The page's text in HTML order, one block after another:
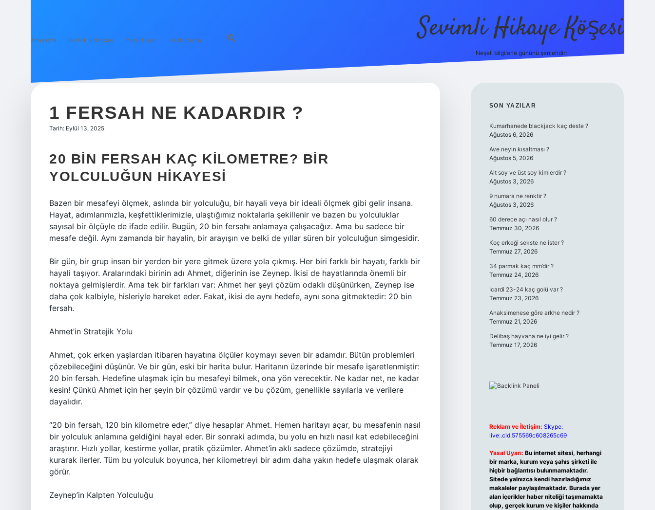
Anasayfa Gizlilik Politikası Yasal Uyarı Hakkımızda Sevimli Hikaye Köşesi
Neşeli bilgilerle gününü şenlendir!
1 FERSAH NE KADARDIR ?
Tarih: Eylül 13, 2025
20 BIN FERSAH KAÇ KILOMETRE? BIR
YOLCULUĞUN HIKAYESI
Bazen bir mesafeyi ölçmek, aslında bir yolculuğu, bir hayali veya bir ideali ölçmek gibi gelir insana.
Hayat, adımlarımızla, keşfettiklerimizle, ulaştığımız noktalarla şekillenir ve bazen bu yolculuklar
sayısal bir ölçüyle de ifade edilir. Bugün, 20 bin fersahı anlamaya çalışacağız. Ama bu sadece bir
mesafe değil. Aynı zamanda bir hayalin, bir arayışın ve belki de yıllar süren bir yolculuğun simgesidir.
Bir gün, bir grup insan bir yerden bir yere gitmek üzere yola çıkmış. Her biri farklı bir hayatı, farklı bir
hayali taşıyor. Aralarındaki birinin adı Ahmet, diğerinin ise Zeynep. İkisi de hayatlarında önemli bir
noktaya gelmişlerdir. Ama tek bir farkları var: Ahmet her şeyi çözüm odaklı düşünürken, Zeynep ise
daha çok kalbiyle, hisleriyle hareket eder. Fakat, ikisi de aynı hedefe, aynı sona gitmektedir: 20 bin
fersah.
Ahmet’in Stratejik Yolu
Ahmet, çok erken yaşlardan itibaren hayatına ölçüler koymayı seven bir adamdır. Bütün problemleri
çözebileceğini düşünür. Ve bir gün, eski bir harita bulur. Haritanın üzerinde bir mesafe işaretlenmiştir:
20 bin fersah. Hedefine ulaşmak için bu mesafeyi bilmek, ona yön verecektir. Ne kadar net, ne kadar
kesin! Çünkü Ahmet için her şeyin bir çözümü vardır ve bu çözüm, genellikle sayılarla ve verilere
dayalıdır.
“20 bin fersah, 120 bin kilometre eder,” diye hesaplar Ahmet. Hemen haritayı açar, bu mesafenin nasıl
bir yolculuk anlamına geldiğini hayal eder. Bir sonraki adımda, bu yolu en hızlı nasıl kat edebileceğini
araştırır. Hızlı yollar, kestirme yollar, pratik çözümler. Ahmet’in aklı sadece çözümde, stratejiyi
kurarak ilerler. Tüm bu yolculuk boyunca, her kilometreyi bir adım daha yakın hedefe ulaşmak olarak
görür.
Zeynep’in Kalpten Yolculuğu
SIDEBAR
SON YAZILAR
Kumarhanede blackjack kaç deste ?
Ağustos 6, 2026
Ave neyin kısaltması ?
Ağustos 5, 2026
Alt soy ve üst soy kimlerdir ?
Ağustos 3, 2026
9 numara ne renktir ?
Ağustos 3, 2026
60 derece açı nasıl olur ?
Temmuz 30, 2026
Koç erkeği sekste ne ister ?
Temmuz 27, 2026
34 parmak kaç mm’dir ?
Temmuz 24, 2026
Icardi 23-24 kaç golü var ?
Temmuz 23, 2026
Anaksimenese göre arkhe nedir ?
Temmuz 21, 2026
Delibaş hayvana ne iyi gelir ?
Temmuz 17, 2026
Reklam ve İletişim: Skype:
live:.cid.575569c608265c69
Yasal Uyarı: Bu internet sitesi, herhangi
bir marka, kurum veya şahıs şirketi ile
hiçbir bağlantısı bulunmamaktadır.
Sitede yalnızca kendi hazırladığımız
makaleler paylaşılmaktadır. Burada yer
alan içerikler haber niteliği taşımamakta
olup, gerçek kurum ve kişiler hakkında